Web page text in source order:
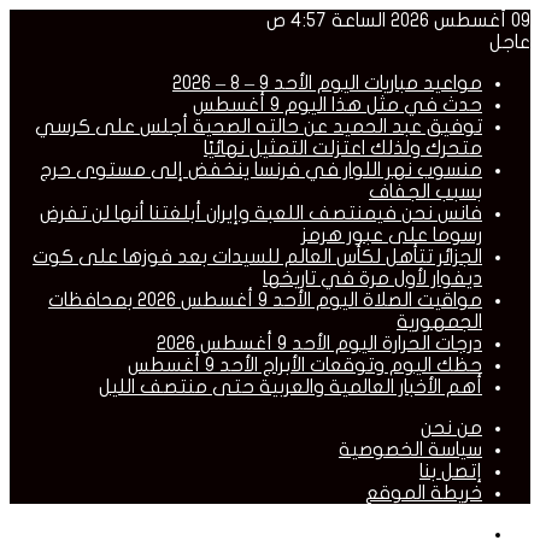
09 أغسطس 2026 الساعة 4:57 ص
عاجل
مواعيد مباريات اليوم الأحد 9 – 8 – 2026
حدث في مثل هذا اليوم 9 أغسطس
توفيق عبد الحميد عن حالته الصحية أجلس على كرسي
متحرك ولذلك اعتزلت التمثيل نهائيًا
منسوب نهر اللوار في فرنسا ينخفض إلى مستوى حرج
بسبب الجفاف
فانس نحن فيمنتصف اللعبة وإيران أبلغتنا أنها لن تفرض
رسوما على عبور هرمز
الجزائر تتأهل لكأس العالم للسيدات بعد فوزها على كوت
ديفوار لأول مرة في تاريخها
مواقيت الصلاة اليوم الأحد 9 أغسطس 2026 بمحافظات
الجمهورية
درجات الحرارة اليوم الأحد 9 أغسطس 2026
حظك اليوم وتوقعات الأبراج الأحد 9 أغسطس
أهم الأخبار العالمية والعربية حتى منتصف الليل
من نحن
سياسة الخصوصية
إتصل بنا
خريطة الموقع